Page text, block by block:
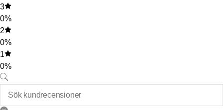
3
0%
2
0%
1
0%